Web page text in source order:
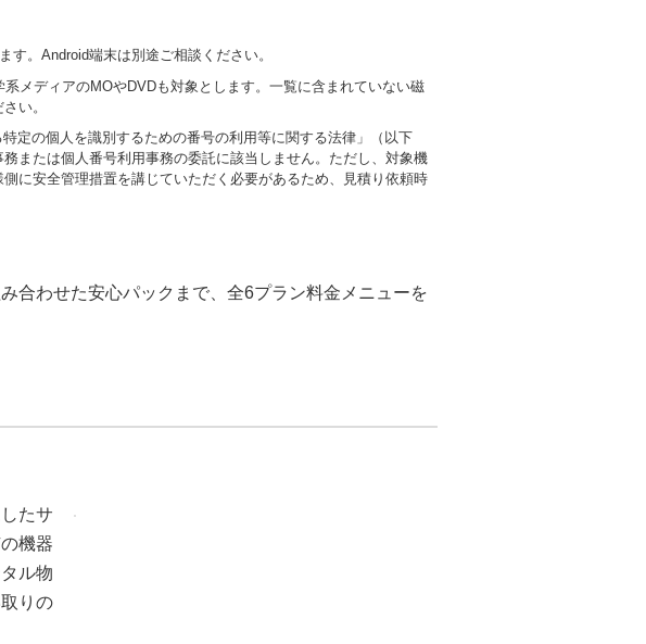
す。Android端末は別途ご相談ください。
メディアのMOやDVDも対象とします。一覧に含まれていない磁
い。
定の個人を識別するための番号の利用等に関する法律」（以下
または個人番号利用事務の委託に該当しません。ただし、対象機
に安全管理措置を講じていただく必要があるため、見積り依頼時
合わせた安心パックまで、全6プラン料金メニューを
たサ
機器
ル物
りの